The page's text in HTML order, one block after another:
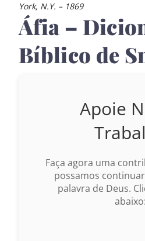
York, N.Y. – 1869
Áfia –
Bíblico de
Apoie
Faça agora uma
possamos
palavra de Deus.
abaixo: